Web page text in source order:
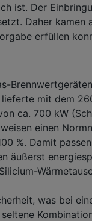
ist. Der
Daher kamen
erfüllen
mit dem
ca. 700 kW
einen
%. Damit
äußerst
was bei